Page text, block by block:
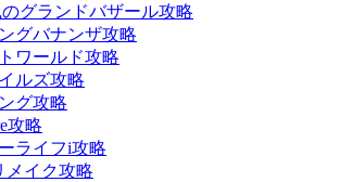
グランドバザール攻略
グバナンザ攻略
ワールド攻略
ルズ攻略
グ攻略
攻略
ライフi攻略
メイク攻略